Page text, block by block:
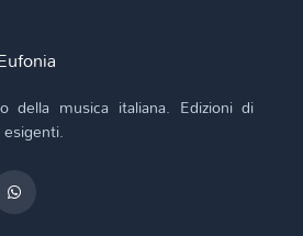
della musica italiana. Edizioni di